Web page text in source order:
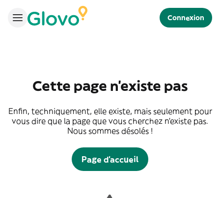
Connexion
Cette page n'existe pas
Enfin, techniquement, elle existe, mais seulement pour
vous dire que la page que vous cherchez n'existe pas.
Nous sommes désolés !
Page d'accueil